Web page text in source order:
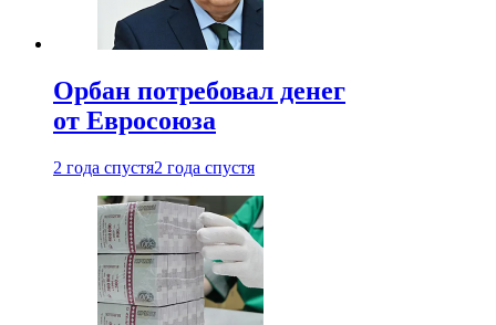
Орбан потребовал денег
от Евросоюза
2 года спустя2 года спустя